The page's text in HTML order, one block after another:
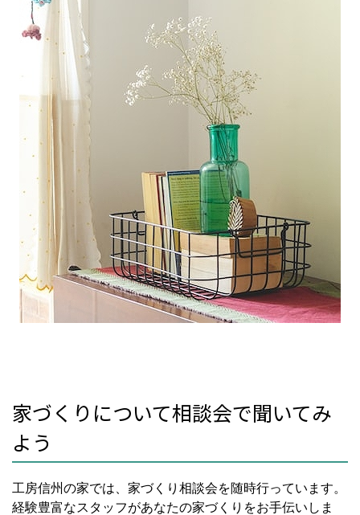
家づくりについて相談会で聞いてみ
よう
工房信州の家では、家づくり相談会を随時行っています。
経験豊富なスタッフがあなたの家づくりをお手伝いしま